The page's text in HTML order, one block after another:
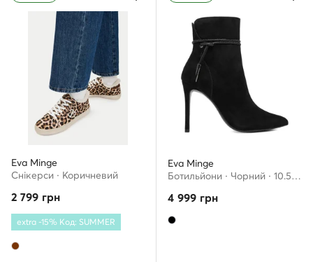
Eva Minge
Снікерcи · Коричневий
2 799 грн
extra -15% Код: SUMMER
Eva Minge
Ботильйони · Чорний · 10.5 см
4 999 грн